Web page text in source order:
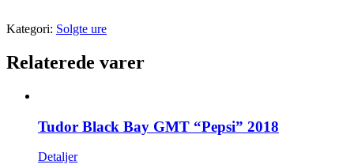
Kategori: Solgte ure
Relaterede varer
Tudor Black Bay GMT “Pepsi” 2018
Detaljer